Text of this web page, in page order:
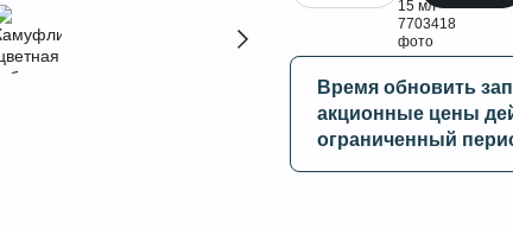
Время обновить
акционные цены
ограниченный